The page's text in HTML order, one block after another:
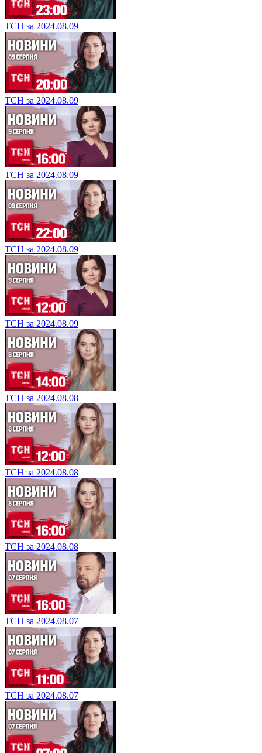
ТСН за 2024.08.09
ТСН за 2024.08.09
ТСН за 2024.08.09
ТСН за 2024.08.09
ТСН за 2024.08.09
ТСН за 2024.08.08
ТСН за 2024.08.08
ТСН за 2024.08.08
ТСН за 2024.08.07
ТСН за 2024.08.07